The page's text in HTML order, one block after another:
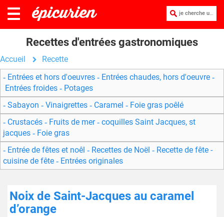
je cherche une recette :
Recettes d'entrées gastronomiques
Accueil
Recette
Entrées et hors d'oeuvres
Entrées chaudes, hors d'oeuvre
Entrées froides
Potages
Sabayon
Vinaigrettes Caramel
Foie gras poêlé
Crustacés
Fruits de mer
coquilles Saint Jacques, st
jacques
Foie gras
Entrée de fêtes et noêl
Recettes de Noël
Recette de fête -
cuisine de fête
Entrées originales
Noix de Saint-Jacques au caramel
d’orange